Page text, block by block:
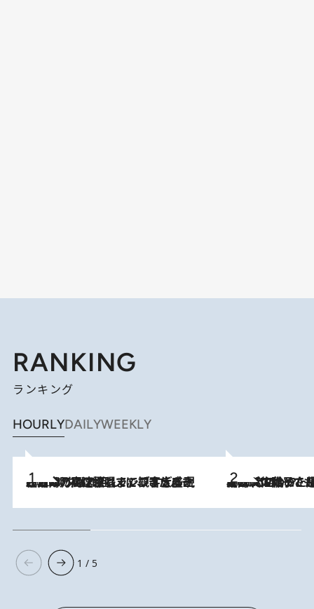
RANKING
ランキング
HOURLYDAILYWEEKLY
2026.8.7
「湘南乃風に憧れて」観客大盛上がりの“タオル回し”に、ラッパー顔負けの高速歌唱まで…さだまさし（74）のアグレッシブすぎる現在地 2026.8.5
【阿川佐和子さんの年とる力】なぜ70代で始めた趣味は“こんなに楽しい”のか？ ピアノ、俳句…スランプに陥っても続けられる“ある秘訣”とは
1 / 5